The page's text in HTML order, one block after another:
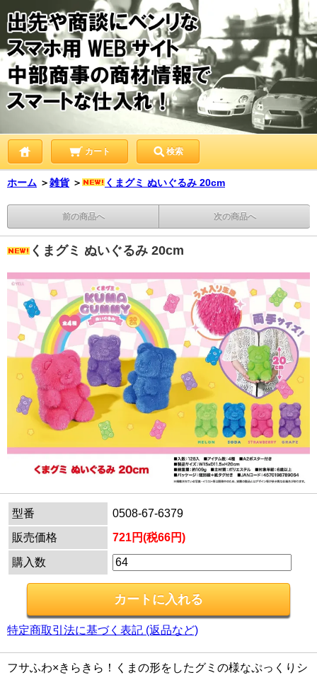
カート 検索
ホーム ＞雑貨 ＞ くまグミ ぬいぐるみ 20cm
前の商品へ 次の商品へ
くまグミ ぬいぐるみ 20cm
型番
0508-67-6379
販売価格
721円(税66円)
購入数
特定商取引法に基づく表記 (返品など)
フサふわ×きらきら！くまの形をしたグミの様なぷっくりシ